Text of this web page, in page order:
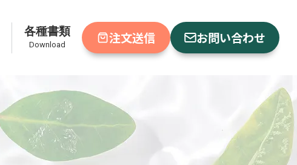
各種書類
Download 注文送信 お問い合わせ